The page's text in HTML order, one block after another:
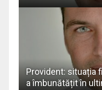
Provident: situația
a îmbunătățit în